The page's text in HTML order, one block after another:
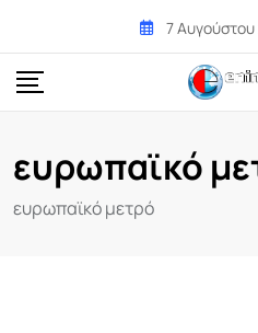
content
7 Αυγούστου
ευρωπαϊκό
ευρωπαϊκό μετρό